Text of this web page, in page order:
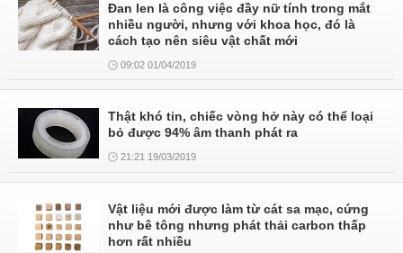
Đan len là công việc đầy nữ tính trong mắt
nhiều người, nhưng với khoa học, đó là
cách tạo nên siêu vật chất mới
09:02 01/04/2019
Thật khó tin, chiếc vòng hở này có thể loại
bỏ được 94% âm thanh phát ra
21:21 19/03/2019
Vật liệu mới được làm từ cát sa mạc, cứng
như bê tông nhưng phát thải carbon thấp
hơn rất nhiều